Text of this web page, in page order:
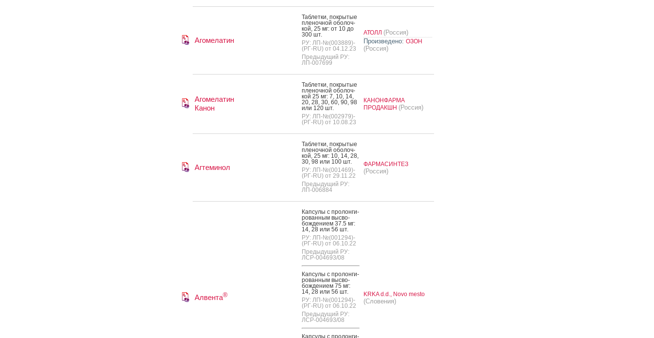
Агомелатин
Таб­летки, пок­ры­тые
пле­ноч­ной обо­лоч­
кой, 25 мг: от 10 до
300 шт.
РУ: ЛП-№(003889)-
(РГ-RU) от 04.12.23
Предыдущий РУ:
ЛП-007699
АТОЛЛ (Россия)
Произведено: ОЗОН
(Россия)
Агомелатин
Канон
Таб­летки, пок­ры­тые
пле­ноч­ной обо­лоч­
кой 25 мг: 7, 10, 14,
20, 28, 30, 60, 90, 98
или 120 шт.
РУ: ЛП-№(002979)-
(РГ-RU) от 10.08.23
КАНОНФАРМА
ПРОДАКШН (Россия)
Агтеминол
Таб­летки, пок­ры­тые
пле­ноч­ной обо­лоч­
кой, 25 мг: 10, 14, 28,
30, 98 или 100 шт.
РУ: ЛП-№(001469)-
(РГ-RU) от 29.11.22
Предыдущий РУ:
ЛП-006884
ФАРМАСИНТЕЗ
(Россия)
Алвента®
Кап­су­лы с про­лон­ги­
рован­ным выс­во­
бож­де­ни­ем 37.5 мг:
14, 28 или 56 шт.
РУ: ЛП-№(001294)-
(РГ-RU) от 06.10.22
Предыдущий РУ:
ЛСР-004693/08
Кап­су­лы с про­лон­ги­
рован­ным выс­во­
бож­де­ни­ем 75 мг:
14, 28 или 56 шт.
РУ: ЛП-№(001294)-
(РГ-RU) от 06.10.22
Предыдущий РУ:
ЛСР-004693/08
Кап­су­лы с про­лон­ги­
KRKA d.d., Novo mesto
(Словения)